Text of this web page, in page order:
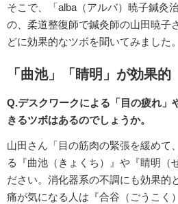
そこで、「alba（アルバ）暁子鍼灸
の、柔道整復師で鍼灸師の山田暁子
どに効果的なツボを聞いてみました。
「曲池」「睛明」が効果的
Q.デスクワークによる「目の疲れ」
きるツボはあるのでしょうか。
山田さん「目の筋肉の緊張を緩めて
る『曲池（きょくち）』や『睛明（
ださい。消化器系の不調にも効果的
痛が気になる人は『合谷（ごうこく